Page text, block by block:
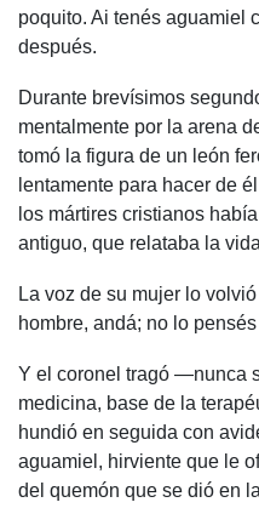
poquito. Ai tenés aguamiel
después.
Durante brevísimos
mentalmente por la arena
tomó la figura de un león
lentamente para hacer de
los mártires cristianos
antiguo, que relataba la
La voz de su mujer lo
hombre, andá; no lo
Y el coronel tragó —nunca
medicina, base de la
hundió en seguida con
aguamiel, hirviente que le
del quemón que se dió en